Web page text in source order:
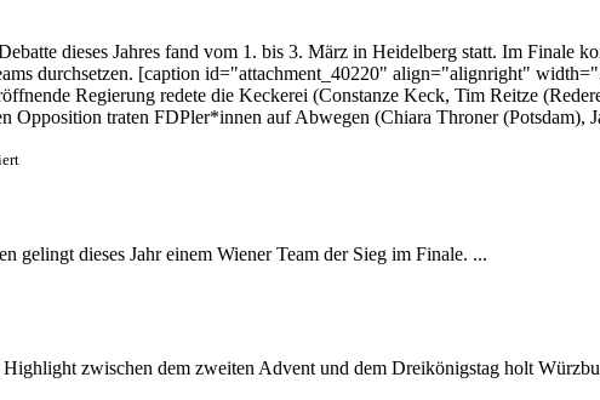
dieses Jahres fand vom 1. bis 3. März in Heidelberg statt. Im Finale
durchsetzen. [caption id="attachment_40220" align="alignright"
Regierung redete die Keckerei (Constanze Keck, Tim Reitze
traten FDPler*innen auf Abwegen (Chiara Throner (Potsdam),
für
Debatte
gelingt dieses Jahr einem Wiener Team der Sieg im Finale. ...
zwischen dem zweiten Advent und dem Dreikönigstag holt